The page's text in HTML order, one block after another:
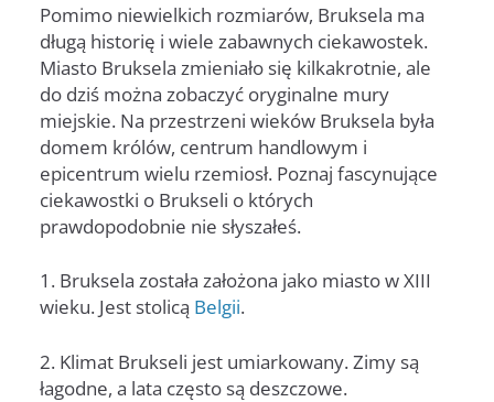
Pomimo niewielkich rozmiarów, Bruksela ma
długą historię i wiele zabawnych ciekawostek.
Miasto Bruksela zmieniało się kilkakrotnie, ale
do dziś można zobaczyć oryginalne mury
miejskie. Na przestrzeni wieków Bruksela była
domem królów, centrum handlowym i
epicentrum wielu rzemiosł. Poznaj fascynujące
ciekawostki o Brukseli o których
prawdopodobnie nie słyszałeś.
1. Bruksela została założona jako miasto w XIII
wieku. Jest stolicą Belgii.
2. Klimat Brukseli jest umiarkowany. Zimy są
łagodne, a lata często są deszczowe.